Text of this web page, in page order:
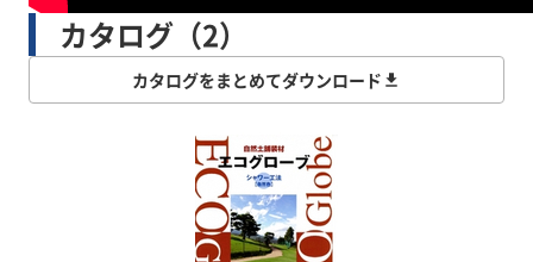
カタログ（2）
カタログをまとめてダウンロード